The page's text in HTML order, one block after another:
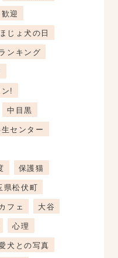
迎
じょ犬の日
ンキング
!
中目黒
センター
保護猫
県松伏町
フェ
大谷
心理
犬との写真